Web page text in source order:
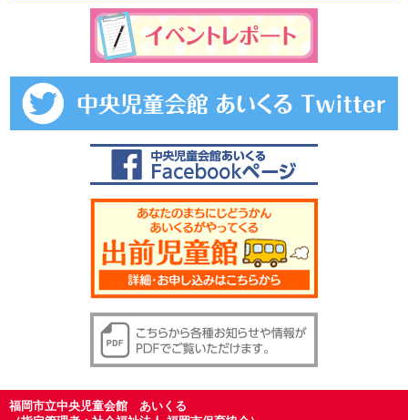
福岡市立中央児童会館 あいくる